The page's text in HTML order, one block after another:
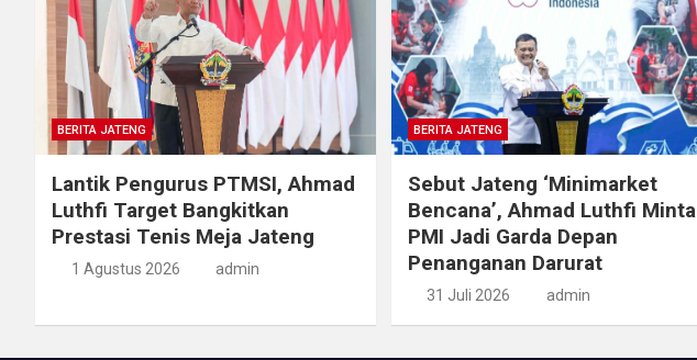
BERITA JATENG
Lantik Pengurus PTMSI, Ahmad
Luthfi Target Bangkitkan
Prestasi Tenis Meja Jateng
1 Agustus 2026 admin
BERITA JATENG
Sebut Jateng ‘Minimarket
Bencana’, Ahmad Luthfi Minta
PMI Jadi Garda Depan
Penanganan Darurat
31 Juli 2026 admin